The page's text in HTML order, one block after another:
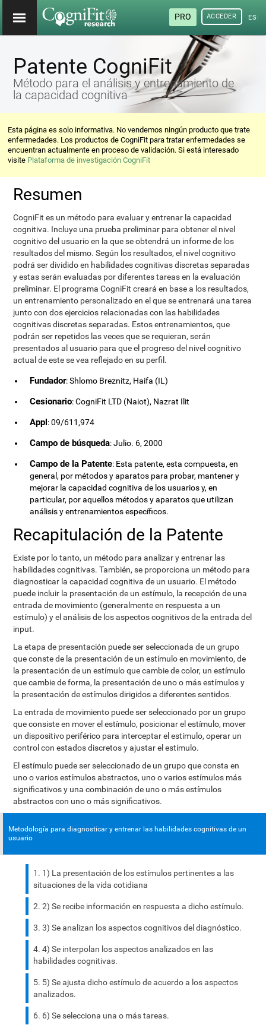
PRO ACCEDER
Patente CogniFit
Método para el análisis y entrenamiento de
la capacidad cognitiva
Esta página es solo informativa. No vendemos ningún producto que trate
enfermedades. Los productos de CogniFit para tratar enfermedades se
encuentran actualmente en proceso de validación. Si está interesado
visite Plataforma de investigación CogniFit
Resumen
CogniFit es un método para evaluar y entrenar la capacidad
cognitiva. Incluye una prueba preliminar para obtener el nivel
cognitivo del usuario en la que se obtendrá un informe de los
resultados del mismo. Según los resultados, el nivel cognitivo
podrá ser dividido en habilidades cognitivas discretas separadas
y estas serán evaluadas por diferentes tareas en la evaluación
preliminar. El programa CogniFit creará en base a los resultados,
un entrenamiento personalizado en el que se entrenará una tarea
junto con dos ejercicios relacionadas con las habilidades
cognitivas discretas separadas. Estos entrenamientos, que
podrán ser repetidos las veces que se requieran, serán
presentados al usuario para que el progreso del nivel cognitivo
actual de este se vea reflejado en su perfil.
Fundador: Shlomo Breznitz, Haifa (IL)
Cesionario: CogniFit LTD (Naiot), Nazrat Ilit
Appl: 09/611,974
Campo de búsqueda: Julio. 6, 2000
Campo de la Patente: Esta patente, esta compuesta, en
general, por métodos y aparatos para probar, mantener y
mejorar la capacidad cognitiva de los usuarios y, en
particular, por aquellos métodos y aparatos que utilizan
análisis y entrenamientos específicos.
Recapitulación de la Patente
Existe por lo tanto, un método para analizar y entrenar las
habilidades cognitivas. También, se proporciona un método para
diagnosticar la capacidad cognitiva de un usuario. El método
puede incluir la presentación de un estímulo, la recepción de una
entrada de movimiento (generalmente en respuesta a un
estímulo) y el análisis de los aspectos cognitivos de la entrada del
input.
La etapa de presentación puede ser seleccionada de un grupo
que conste de la presentación de un estímulo en movimiento, de
la presentación de un estímulo que cambie de color, un estímulo
que cambie de forma, la presentación de uno o más estímulos y
la presentación de estímulos dirigidos a diferentes sentidos.
La entrada de movimiento puede ser seleccionado por un grupo
que consiste en mover el estímulo, posicionar el estímulo, mover
un dispositivo periférico para interceptar el estímulo, operar un
control con estados discretos y ajustar el estímulo.
El estímulo puede ser seleccionado de un grupo que consta en
uno o varios estímulos abstractos, uno o varios estímulos más
significativos y una combinación de uno o más estímulos
abstractos con uno o más significativos.
Metodología para diagnosticar y entrenar las habilidades cognitivas de un
usuario
1) La presentación de los estímulos pertinentes a las
situaciones de la vida cotidiana
2) Se recibe información en respuesta a dicho estímulo.
3) Se analizan los aspectos cognitivos del diagnóstico.
4) Se interpolan los aspectos analizados en las
habilidades cognitivas.
5) Se ajusta dicho estímulo de acuerdo a los aspectos
analizados.
6) Se selecciona una o más tareas.